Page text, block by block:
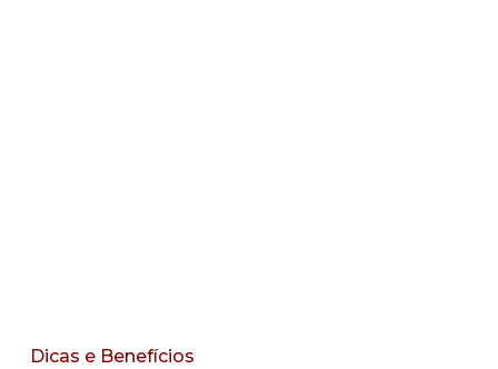
Dicas e Benefícios